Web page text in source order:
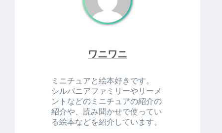
ワニワニ
ミニチュアと絵本好きです。
シルバニアファミリーやリーメ
ントなどのミニチュアの紹介の
紹介や、読み聞かせで使ってい
る絵本などを紹介しています。